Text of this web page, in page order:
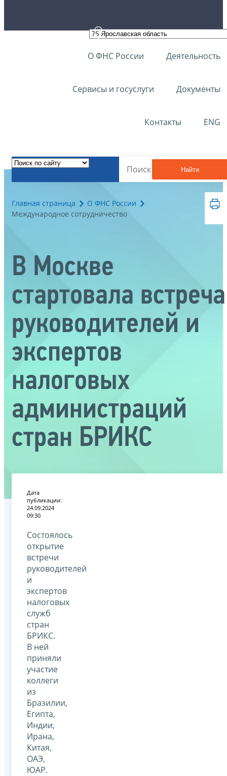
О ФНС России Деятельность
Сервисы и госуслуги Документы
Контакты ENG
Найти
Главная страница
О ФНС России
Международное сотрудничество
В Москве
стартовала встреча
руководителей и
экспертов
налоговых
администраций
стран БРИКС
Дата
публикации:
24.09.2024
09:30
Состоялось
открытие
встречи
руководителей
и
экспертов
налоговых
служб
стран
БРИКС.
В ней
приняли
участие
коллеги
из
Бразилии,
Египта,
Индии,
Ирана,
Китая,
ОАЭ,
ЮАР.